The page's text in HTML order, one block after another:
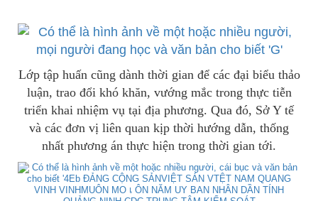
Lớp tập huấn cũng dành thời gian để các đại biểu thảo
luận, trao đổi khó khăn, vướng mắc trong thực tiễn
triển khai nhiệm vụ tại địa phương. Qua đó, Sở Y tế
và các đơn vị liên quan kịp thời hướng dẫn, thống
nhất phương án thực hiện trong thời gian tới.